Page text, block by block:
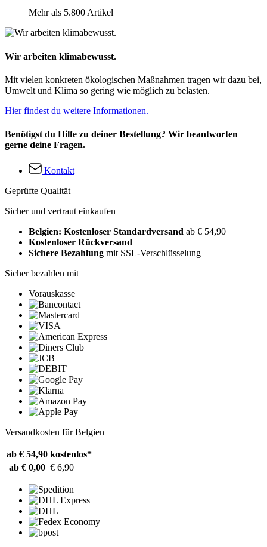
Mehr als 5.800 Artikel
Wir arbeiten klimabewusst.
Mit vielen konkreten ökologischen Maßnahmen tragen wir dazu bei,
Umwelt und Klima so gering wie möglich zu belasten.
Hier findest du weitere Informationen.
Benötigst du Hilfe zu deiner Bestellung? Wir beantworten
gerne deine Fragen.
Kontakt
Geprüfte Qualität
Sicher und vertraut einkaufen
Belgien: Kostenloser Standardversand ab € 54,90
Kostenloser Rückversand
Sichere Bezahlung mit SSL-Verschlüsselung
Sicher bezahlen mit
Vorauskasse
Versandkosten für Belgien
ab € 54,90 kostenlos*
ab € 0,00 € 6,90